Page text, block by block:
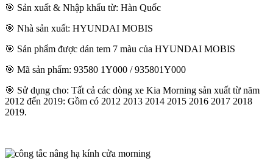
🎯 Sản xuất & Nhập khẩu từ: Hàn Quốc
🎯 Nhà sản xuất: HYUNDAI MOBIS
🎯 Sản phẩm được dán tem 7 màu của HYUNDAI MOBIS
🎯 Mã sản phẩm: 93580 1Y000 / 935801Y000
🎯 Sử dụng cho: Tất cả các dòng xe Kia Morning sản xuất từ năm
2012 đến 2019: Gồm có 2012 2013 2014 2015 2016 2017 2018
2019.